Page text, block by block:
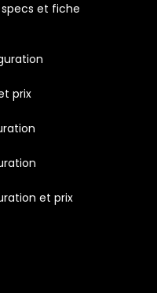
specs et fiche
prix
et prix